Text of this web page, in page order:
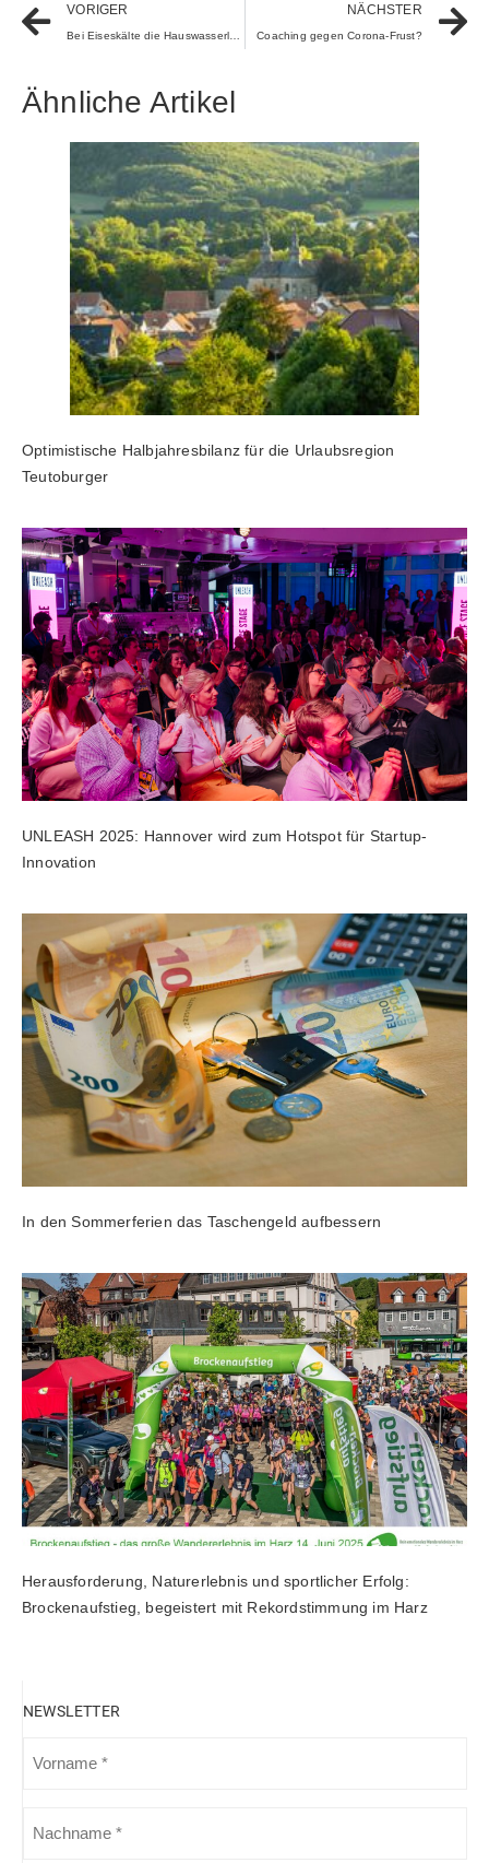
VORIGER
Bei Eiseskälte die Hauswasserleitungen schützen
NÄCHSTER
Coaching gegen Corona-Frust?
Ähnliche Artikel
Optimistische Halbjahresbilanz für die Urlaubsregion
Teutoburger
UNLEASH 2025: Hannover wird zum Hotspot für Startup-
Innovation
In den Sommerferien das Taschengeld aufbessern
Herausforderung, Naturerlebnis und sportlicher Erfolg:
Brockenaufstieg, begeistert mit Rekordstimmung im Harz
NEWSLETTER